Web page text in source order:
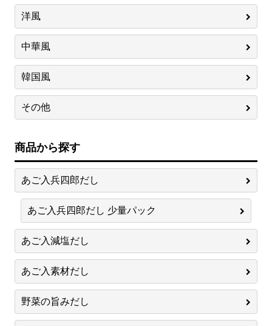
洋風
中華風
韓国風
その他
商品から探す
あご入兵四郎だし
あご入兵四郎だし 少量パック
あご入減塩だし
あご入素材だし
野菜の旨みだし